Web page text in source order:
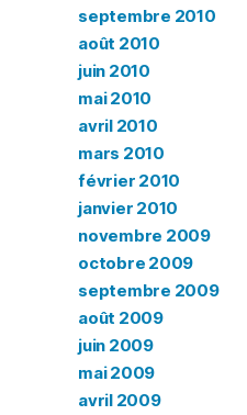
septembre 2010
août 2010
juin 2010
mai 2010
avril 2010
mars 2010
février 2010
janvier 2010
novembre 2009
octobre 2009
septembre 2009
août 2009
juin 2009
mai 2009
avril 2009